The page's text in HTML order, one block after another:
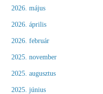
2026. május
2026. április
2026. február
2025. november
2025. augusztus
2025. június